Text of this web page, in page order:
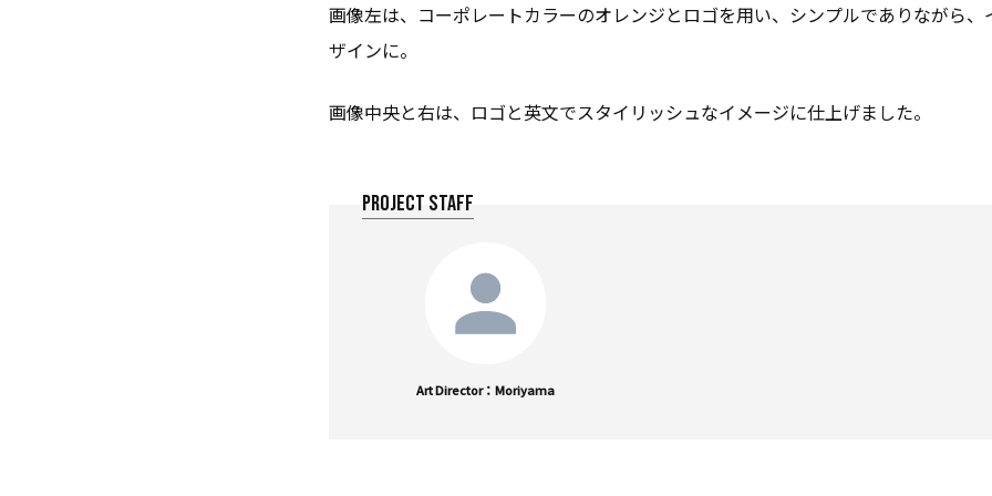
画像左は、コーポレートカラーのオレンジとロゴを用い、シンプルでありながら
ザインに。
画像中央と右は、ロゴと英文でスタイリッシュなイメージに仕上げました。
PROJECT STAFF
Art Director Moriyama